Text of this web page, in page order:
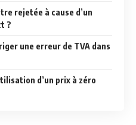
rejetée à cause d’un
?
une erreur de TVA dans
d’un prix à zéro